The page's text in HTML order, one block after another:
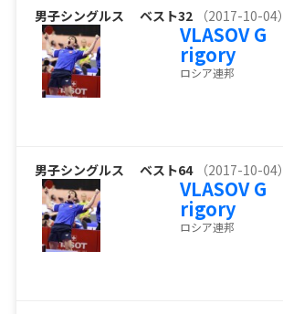
男子シングルス ベスト32 （2017-10-04）
VLASOV G
rigory
ロシア連邦
男子シングルス ベスト64 （2017-10-04）
VLASOV G
rigory
ロシア連邦